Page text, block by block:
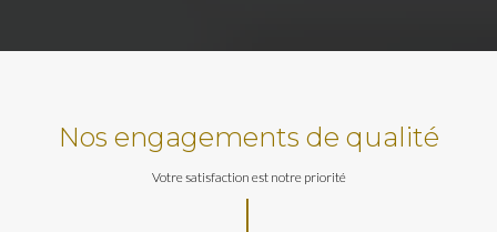
Nos engagements de qualité
Votre satisfaction est notre priorité